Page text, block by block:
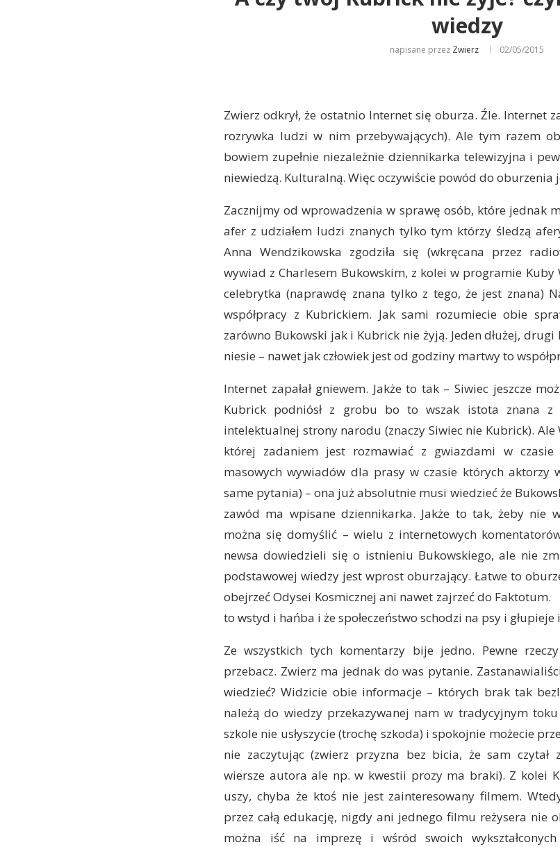
wiedzy
napisane przez Zwierz 02/05/2015
Zwierz odkrył, że ostatnio Internet się oburza. Źle. Internet
rozrywka ludzi w nim przebywających). Ale tym razem
bowiem zupełnie niezależnie dziennikarka telewizyjna i
niewiedzą. Kulturalną. Więc oczywiście powód do oburzenia
Zacznijmy od wprowadzenia w sprawę osób, które jednak
afer z udziałem ludzi znanych tylko tym którzy śledzą
Anna Wendzikowska zgodziła się (wkręcana przez
wywiad z Charlesem Bukowskim, z kolei w programie Kuby
celebrytka (naprawdę znana tylko z tego, że jest znana)
współpracy z Kubrickiem. Jak sami rozumiecie obie
zarówno Bukowski jak i Kubrick nie żyją. Jeden dłużej,
niesie – nawet jak człowiek jest od godziny martwy to
Internet zapałał gniewem. Jakże to tak – Siwiec jeszcze
Kubrick podniósł z grobu bo to wszak istota znana z
intelektualnej strony narodu (znaczy Siwiec nie Kubrick). Ale
której zadaniem jest rozmawiać z gwiazdami w
masowych wywiadów dla prasy w czasie których aktorzy
same pytania) – ona już absolutnie musi wiedzieć że
zawód ma wpisane dziennikarka. Jakże to tak, żeby nie
można się domyślić – wielu z internetowych
newsa dowiedzieli się o istnieniu Bukowskiego, ale nie
podstawowej wiedzy jest wprost oburzający. Łatwe to
obejrzeć Odysei Kosmicznej ani nawet zajrzeć do
to wstyd i hańba i że społeczeństwo schodzi na psy i głupieje
Ze wszystkich tych komentarzy bije jedno. Pewne
przebacz. Zwierz ma jednak do was pytanie.
wiedzieć? Widzicie obie informacje – których brak tak
należą do wiedzy przekazywanej nam w tradycyjnym
szkole nie usłyszycie (trochę szkoda) i spokojnie możecie
nie zaczytując (zwierz przyzna bez bicia, że sam czytał
wiersze autora ale np. w kwestii prozy ma braki). Z kolei
uszy, chyba że ktoś nie jest zainteresowany filmem.
przez całą edukację, nigdy ani jednego filmu reżysera nie
można iść na imprezę i wśród swoich